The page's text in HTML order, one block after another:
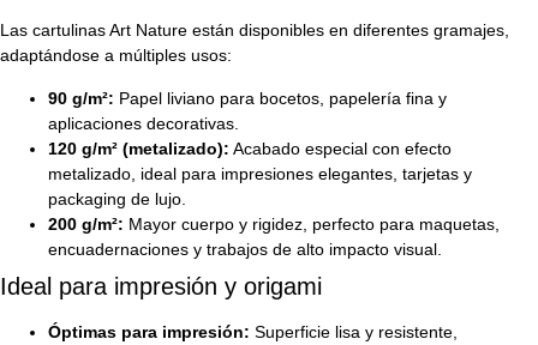
Las cartulinas Art Nature están disponibles en diferentes gramajes,
adaptándose a múltiples usos:
90 g/m²: Papel liviano para bocetos, papelería fina y
aplicaciones decorativas.
120 g/m² (metalizado): Acabado especial con efecto
metalizado, ideal para impresiones elegantes, tarjetas y
packaging de lujo.
200 g/m²: Mayor cuerpo y rigidez, perfecto para maquetas,
encuadernaciones y trabajos de alto impacto visual.
Ideal para impresión y origami
Óptimas para impresión: Superficie lisa y resistente,